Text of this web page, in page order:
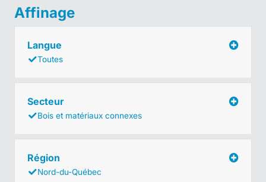
Affinage
Langue
Toutes
Secteur
Bois et matériaux connexes
Région
Nord-du-Québec